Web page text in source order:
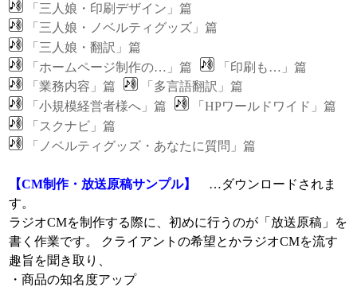
「三人娘・印刷デザイン」篇
「三人娘・ノベルティグッズ」篇
「三人娘・翻訳」篇
「ホームページ制作の…」篇
「印刷も…」篇
「業務内容」篇
「多言語翻訳」篇
「小規模経営者様へ」篇
「HPワールドワイド」篇
「スクナビ」篇
「ノベルティグッズ・あなたに質問」篇
【CM制作・放送原稿サンプル】
…ダウンロードされま
す。
ラジオCMを制作する際に、初めに行うのが「放送原稿」を
書く作業です。 クライアントの希望とかラジオCMを流す
趣旨を聞き取り、
・商品の知名度アップ